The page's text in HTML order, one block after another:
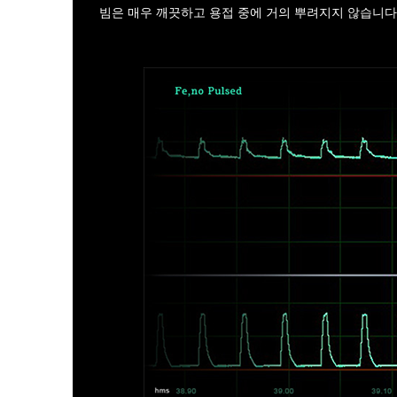
빔은 매우 깨끗하고 용접 중에 거의 뿌려지지 않습니